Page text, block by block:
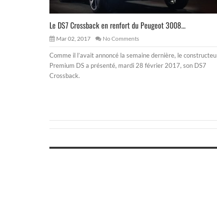
Le DS7 Crossback en renfort du Peugeot 3008...
Mar 02, 2017 No Comments
Comme il l’avait annoncé la semaine dernière, le
Premium DS a présenté, mardi 28 février 2017, son DS7
Crossback.